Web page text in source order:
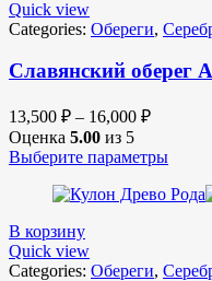
Quick view
Categories: Обереги,
Славянский оберег
13,500 ₽ – 16,000 ₽
Оценка 5.00 из 5
Выберите параметры
В корзину
Quick view
Categories: Обереги,